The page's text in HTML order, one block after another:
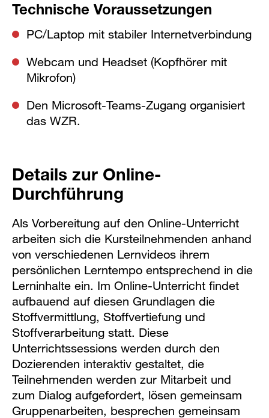
Technische Voraussetzungen
PC/Laptop mit stabiler Internetverbindung
Webcam und Headset (Kopfhörer mit
Mikrofon)
Den Microsoft-Teams-Zugang organisiert
das WZR.
Details zur Online-
Durchführung
Als Vorbereitung auf den Online-Unterricht
arbeiten sich die Kursteilnehmenden anhand
von verschiedenen Lernvideos ihrem
persönlichen Lerntempo entsprechend in die
Lerninhalte ein. Im Online-Unterricht findet
aufbauend auf diesen Grundlagen die
Stoffvermittlung, Stoffvertiefung und
Stoffverarbeitung statt. Diese
Unterrichtssessions werden durch den
Dozierenden interaktiv gestaltet, die
Teilnehmenden werden zur Mitarbeit und
zum Dialog aufgefordert, lösen gemeinsam
Gruppenarbeiten, besprechen gemeinsam